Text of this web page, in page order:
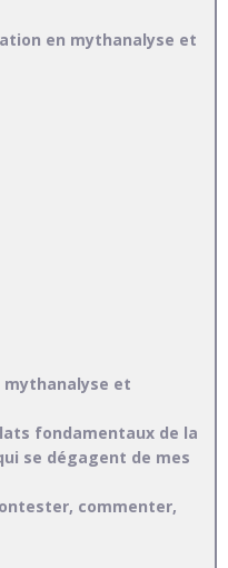
en mythanalyse et
mythanalyse et
fondamentaux de la
se dégagent de mes
commenter,